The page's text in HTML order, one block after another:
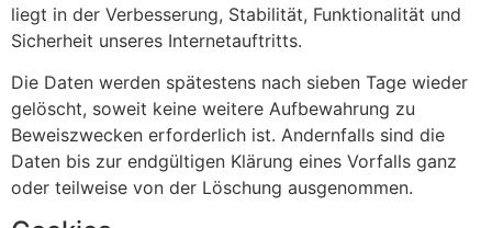
liegt in der Verbesserung, Stabilität, Funktionalität und
Sicherheit unseres Internetauftritts.
Die Daten werden spätestens nach sieben Tage wieder
gelöscht, soweit keine weitere Aufbewahrung zu
Beweiszwecken erforderlich ist. Andernfalls sind die
Daten bis zur endgültigen Klärung eines Vorfalls ganz
oder teilweise von der Löschung ausgenommen.